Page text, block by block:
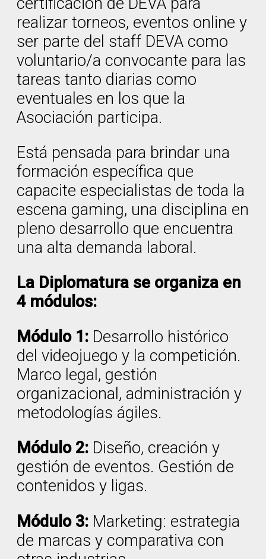
realizar torneos, eventos online y
ser parte del staff DEVA como
voluntario/a convocante para las
tareas tanto diarias como
eventuales en los que la
Asociación participa.
Está pensada para brindar una
formación específica que
capacite especialistas de toda la
escena gaming, una disciplina en
pleno desarrollo que encuentra
una alta demanda laboral.
La Diplomatura se organiza en
4 módulos:
Módulo 1: Desarrollo histórico
del videojuego y la competición.
Marco legal, gestión
organizacional, administración y
metodologías ágiles.
Módulo 2: Diseño, creación y
gestión de eventos. Gestión de
contenidos y ligas.
Módulo 3: Marketing: estrategia
de marcas y comparativa con